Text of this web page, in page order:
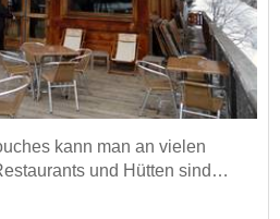
kann man an vielen
und Hütten sind…